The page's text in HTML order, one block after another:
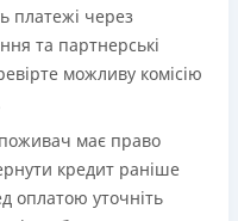
платежі через
та партнерські
можливу комісію
має право
кредит раніше
оплатою уточніть